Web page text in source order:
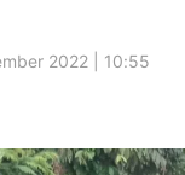
2022 | 10:55